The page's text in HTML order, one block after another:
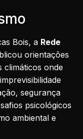
Bois, a Rede
orientações
climáticos onde
segurança
psicológicos
ambiental e